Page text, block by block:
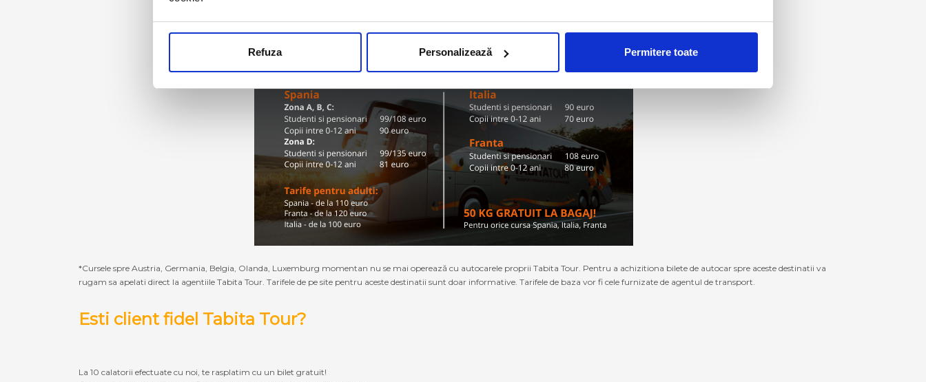
Refuza Personalizează Permitere toate
*Cursele spre Austria, Germania, Belgia, Olanda, Luxemburg momentan nu se mai operează cu autocarele proprii Tabita Tour. Pentru a achizitiona bilete de autocar spre aceste destinatii va
rugam sa apelati direct la agentiile Tabita Tour. Tarifele de pe site pentru aceste destinatii sunt doar informative. Tarifele de baza vor fi cele furnizate de agentul de transport.
Esti client fidel Tabita Tour?
La 10 calatorii efectuate cu noi, te rasplatim cu un bilet gratuit!